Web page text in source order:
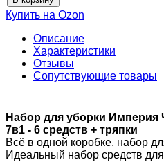
Купить на Ozon
Описание
Характеристики
Отзывы
Сопутствующие товары
Набор для уборки Империя
7в1 - 6 средств + тряпки
Всё в одной коробке, набор
Идеальный набор средств